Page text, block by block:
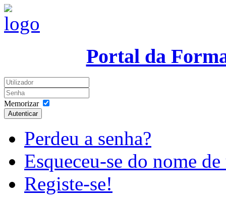
Portal da
Memorizar
Autenticar
Perdeu a senha?
Esqueceu-se do nome
Registe-se!